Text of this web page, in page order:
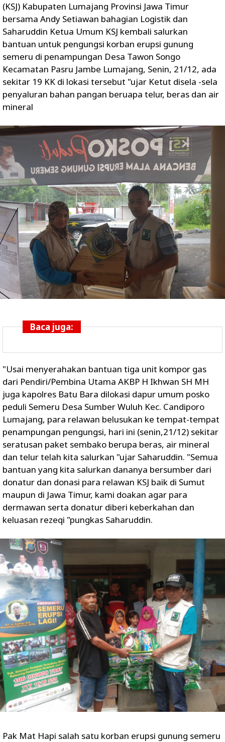
(KSJ) Kabupaten Lumajang Provinsi Jawa Timur
bersama Andy Setiawan bahagian Logistik dan
Saharuddin Ketua Umum KSJ kembali salurkan
bantuan untuk pengungsi korban erupsi gunung
semeru di penampungan Desa Tawon Songo
Kecamatan Pasru Jambe Lumajang, Senin, 21/12, ada
sekitar 19 KK di lokasi tersebut "ujar Ketut disela -sela
penyaluran bahan pangan beruapa telur, beras dan air
mineral
Baca juga:
"Usai menyerahakan bantuan tiga unit kompor gas
dari Pendiri/Pembina Utama AKBP H Ikhwan SH MH
juga kapolres Batu Bara dilokasi dapur umum posko
peduli Semeru Desa Sumber Wuluh Kec. Candiporo
Lumajang, para relawan belusukan ke tempat-tempat
penampungan pengungsi, hari ini (senin,21/12) sekitar
seratusan paket sembako berupa beras, air mineral
dan telur telah kita salurkan "ujar Saharuddin. "Semua
bantuan yang kita salurkan dananya bersumber dari
donatur dan donasi para relawan KSJ baik di Sumut
maupun di Jawa Timur, kami doakan agar para
dermawan serta donatur diberi keberkahan dan
keluasan rezeqi "pungkas Saharuddin.
Pak Mat Hapi salah satu korban erupsi gunung semeru